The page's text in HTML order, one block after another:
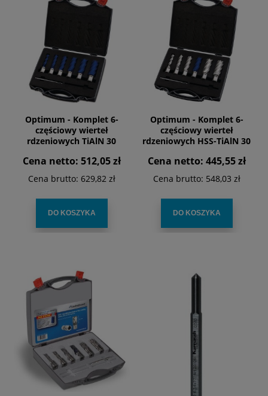
Optimum - Komplet 6-
częściowy wierteł
rdzeniowych TiAlN 30
Cena netto: 512,05 zł
Cena brutto: 629,82 zł
DO KOSZYKA
Optimum - Komplet 6-
częściowy wierteł
rdzeniowych HSS-TiAlN 30
Cena netto: 445,55 zł
Cena brutto: 548,03 zł
DO KOSZYKA